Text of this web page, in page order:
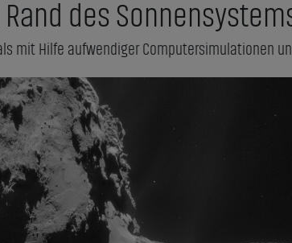
des
mit Hilfe aufwendiger Computersimulationen